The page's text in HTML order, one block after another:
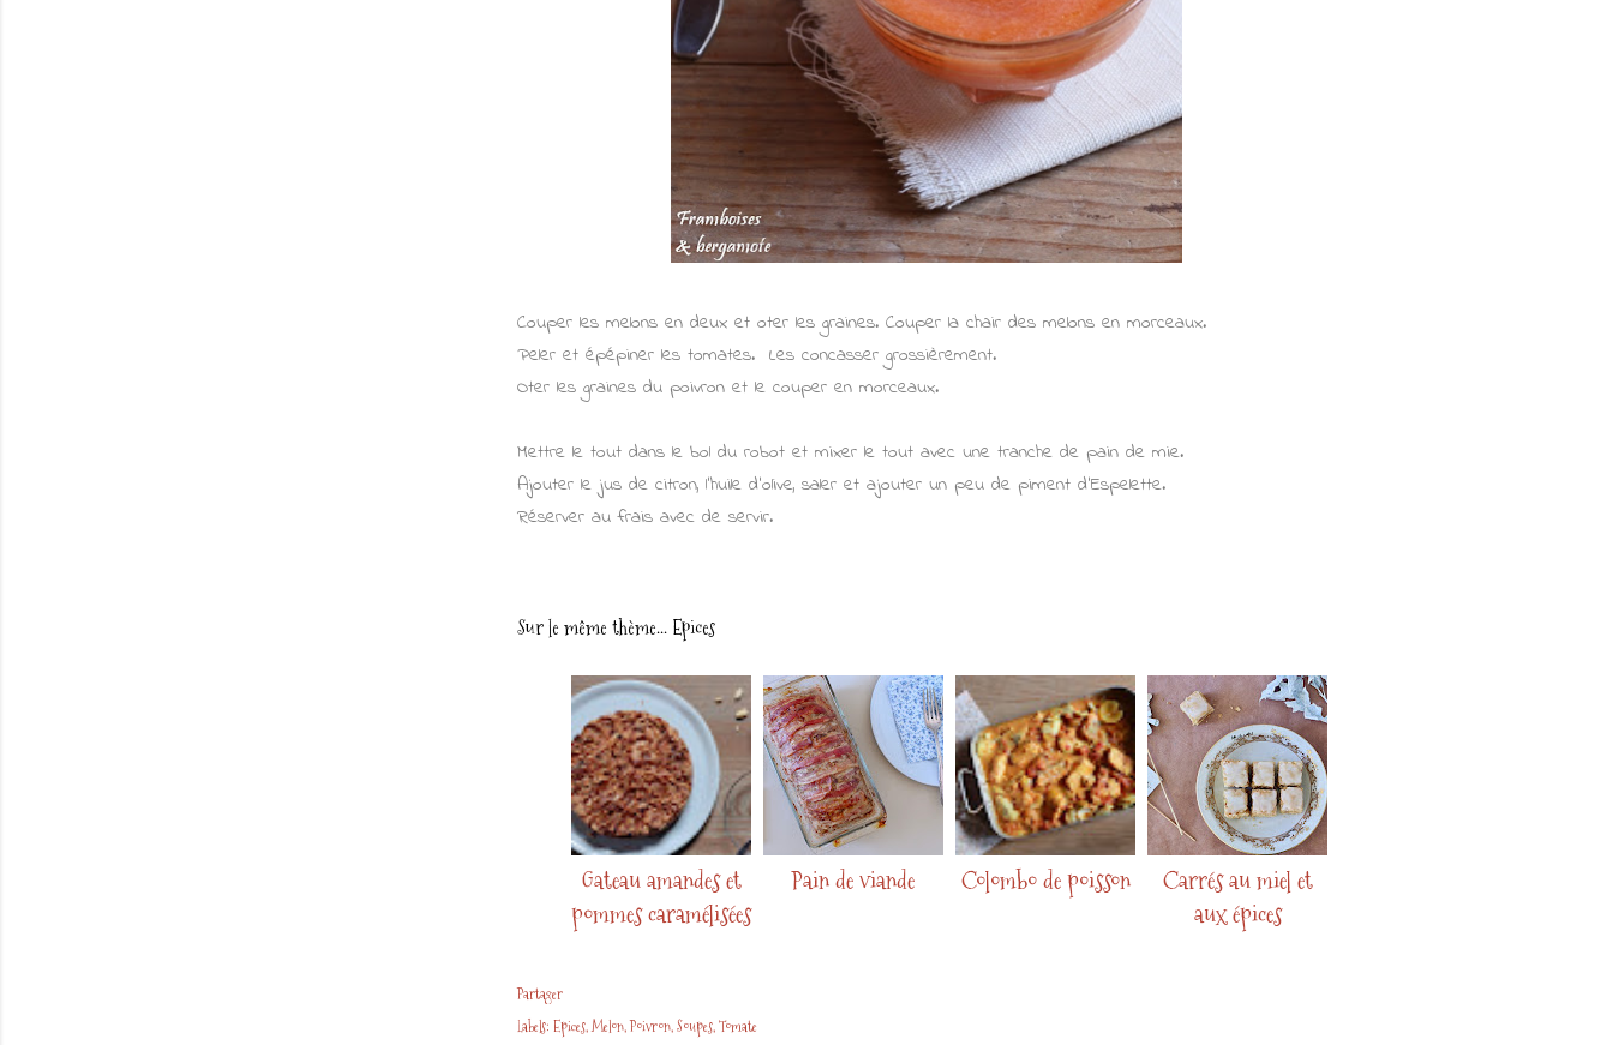
Couper les melons en deux et oter les graines. Couper la chair des melons en morceaux.
Peler et épépiner les tomates. Les concasser grossièrement.
Oter les graines du poivron et le couper en morceaux.
Mettre le tout dans le bol du robot et mixer le tout avec une tranche de pain de mie.
Ajouter le jus de citron, l'huile d'olive, saler et ajouter un peu de piment d'Espelette.
Réserver au frais avec de servir.
Sur le même thème... Epices
Gateau amandes et
pommes caramélisées
Pain de viande Colombo de poisson
Carrés au miel et
aux épices
Partager
Labels: Epices Melon Poivron Soupes Tomate